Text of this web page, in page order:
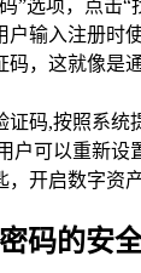
”选项，点击“
户输入注册时
码，这就像是
证码,按照系统
户可以重新设
，开启数字资
码的安